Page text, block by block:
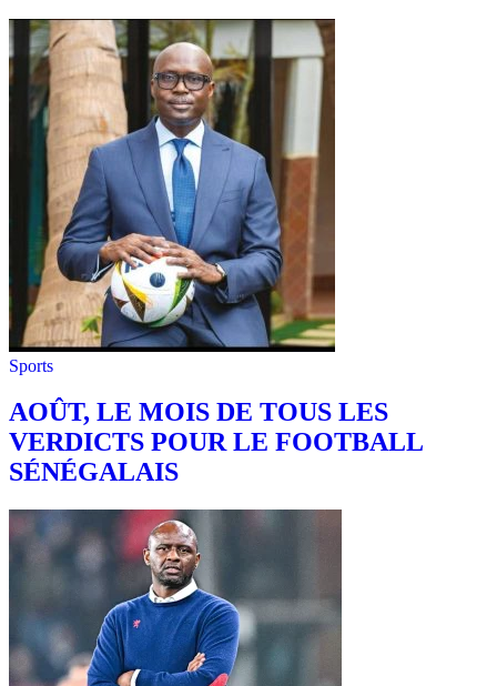
Sports
AOÛT, LE MOIS DE TOUS LES
VERDICTS POUR LE FOOTBALL
SÉNÉGALAIS